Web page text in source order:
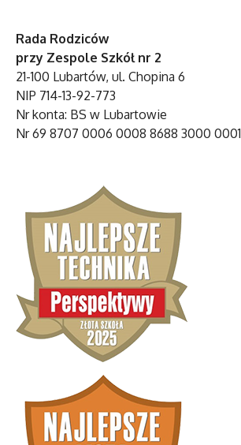
Rada Rodziców
przy Zespole Szkół nr 2
21-100 Lubartów, ul. Chopina 6
NIP 714-13-92-773
Nr konta: BS w Lubartowie
Nr 69 8707 0006 0008 8688 3000 0001